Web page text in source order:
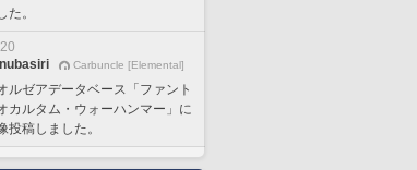
た。
Carbuncle [Elemental]
ルゼアデータベース「ファント
カルタム・ウォーハンマー」に
投稿しました。